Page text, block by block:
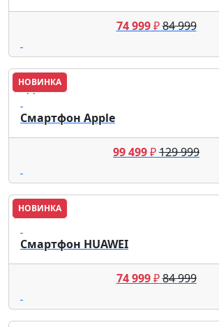
74 999₽84 999
НОВИНКА
Apple
Смартфон Apple
99 499₽129 999
НОВИНКА
HUAWEI
Смартфон HUAWEI
74 999₽84 999